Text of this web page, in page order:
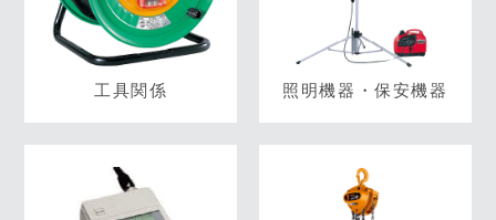
工具関係 照明機器・保安機器